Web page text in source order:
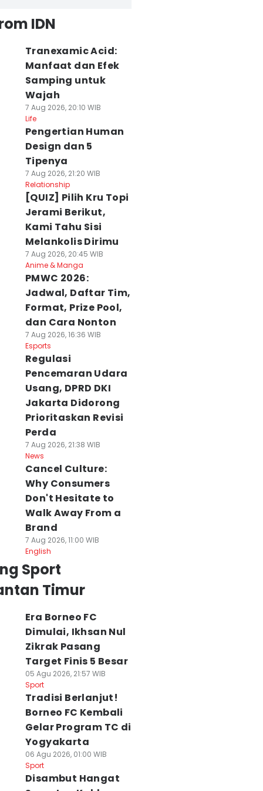
Berlanjut!
FC Kembali
Program TC
Era Borneo FC
Zikrak Pasang
IDN
Tranexamic Acid:
Manfaat dan Efek
Samping untuk
Wajah
7 Aug 2026, 20:10 WIB
Life
Pengertian Human
Design dan 5
Tipenya
7 Aug 2026, 21:20 WIB
Relationship
[QUIZ] Pilih Kru Topi
Jerami Berikut,
Kami Tahu Sisi
Melankolis Dirimu
7 Aug 2026, 20:45 WIB
Anime & Manga
PMWC 2026:
Jadwal, Daftar Tim,
Format, Prize Pool,
dan Cara Nonton
7 Aug 2026, 16:36 WIB
Esports
Regulasi
Pencemaran Udara
Usang, DPRD DKI
Jakarta Didorong
Prioritaskan Revisi
Perda
7 Aug 2026, 21:38 WIB
News
Cancel Culture:
Why Consumers
Don't Hesitate to
Walk Away From a
Brand
7 Aug 2026, 11:00 WIB
English
Sport
Timur
Era Borneo FC
Dimulai, Ikhsan Nul
Zikrak Pasang
Target Finis 5 Besar
05 Agu 2026, 21:57 WIB
Sport
Tradisi Berlanjut!
Borneo FC Kembali
Gelar Program TC di
Yogyakarta
06 Agu 2026, 01:00 WIB
Sport
Disambut Hangat